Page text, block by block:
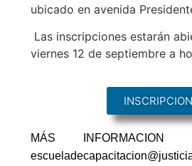
ubicado en avenida
Las inscripciones estarán
viernes 12 de septiembre a
MÁS INFORMACION